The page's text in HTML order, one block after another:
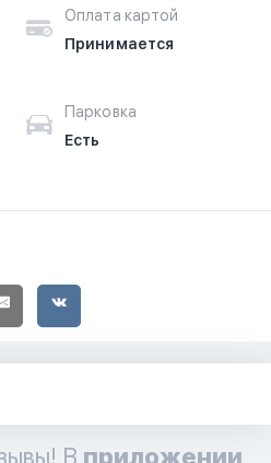
Оплата картой
Принимается
Парковка
Есть
В приложении